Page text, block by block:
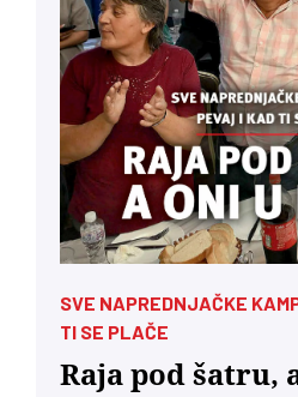
SVE NAPREDNJAČKE
TI SE PLAČE
Raja pod šatru,